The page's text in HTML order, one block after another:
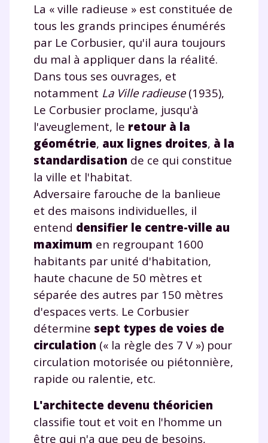
La « ville radieuse » est constituée de
tous les grands principes énumérés
par Le Corbusier, qu'il aura toujours
du mal à appliquer dans la réalité.
Dans tous ses ouvrages, et
notamment La Ville radieuse(1935),
Le Corbusier proclame, jusqu'à
l'aveuglement, le retour à la
géométrie, aux lignes droites, à la
standardisation de ce qui constitue
la ville et l'habitat.
Adversaire farouche de la banlieue
et des maisons individuelles, il
entend densifier le centre-ville au
maximum en regroupant 1600
habitants par unité d'habitation,
haute chacune de 50 mètres et
séparée des autres par 150 mètres
d'espaces verts. Le Corbusier
détermine sept types de voies de
circulation (« la règle des 7 V ») pour
circulation motorisée ou piétonnière,
rapide ou ralentie, etc.
L'architecte devenu théoricien
classifie tout et voit en l'homme un
être qui n'a que peu de besoins,